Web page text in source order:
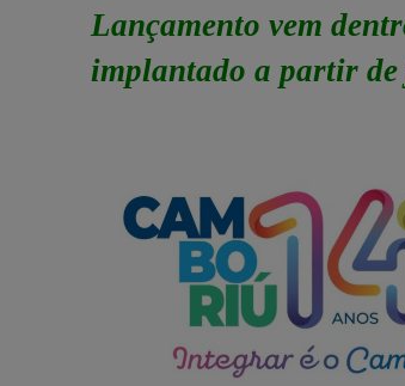
Lançamento vem
implantado a partir